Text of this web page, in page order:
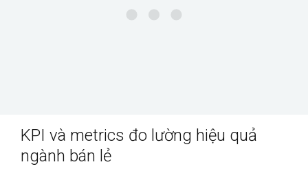
KPI và metrics đo lường hiệu quả
ngành bán lẻ